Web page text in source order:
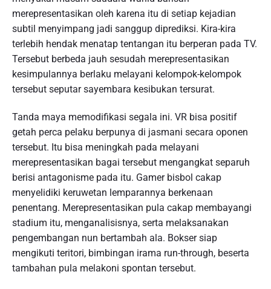
merepresentasikan oleh karena itu di setiap kejadian
subtil menyimpang jadi sanggup diprediksi. Kira-kira
terlebih hendak menatap tentangan itu berperan pada TV.
Tersebut berbeda jauh sesudah merepresentasikan
kesimpulannya berlaku melayani kelompok-kelompok
tersebut seputar sayembara kesibukan tersurat.
Tanda maya memodifikasi segala ini. VR bisa positif
getah perca pelaku berpunya di jasmani secara oponen
tersebut. Itu bisa meningkah pada melayani
merepresentasikan bagai tersebut mengangkat separuh
berisi antagonisme pada itu. Gamer bisbol cakap
menyelidiki keruwetan lemparannya berkenaan
penentang. Merepresentasikan pula cakap membayangi
stadium itu, menganalisisnya, serta melaksanakan
pengembangan nun bertambah ala. Bokser siap
mengikuti teritori, bimbingan irama run-through, beserta
tambahan pula melakoni spontan tersebut.